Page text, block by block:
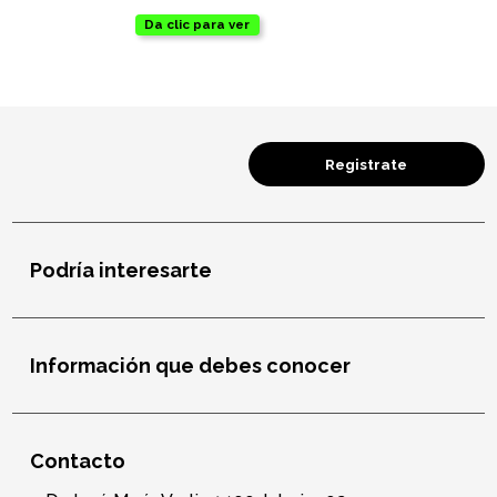
Regalos corporativos
Llaveros
Da clic para ver
Registrate
Podría interesarte
Información que debes conocer
Contacto